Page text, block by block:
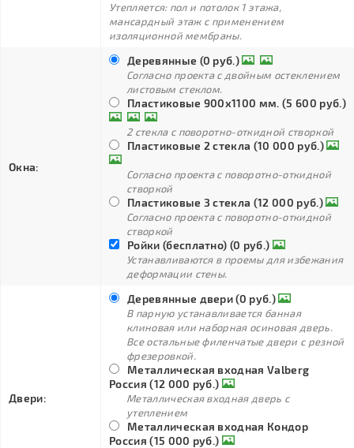
Утепляется: пол и потолок 1 этажа,
мансардный этаж с применением
изоляционной мембраны.
Окна:
Деревянные (0 руб.)
Согласно проекта с двойным остеклением
листовым стеклом.
Пластиковые 900х1100 мм. (5 600 руб.)
2 стекла с поворотно-откидной створкой
Пластиковые 2 стекла (10 000 руб.)
Согласно проекта с поворотно-откидной
створкой
Пластиковые 3 стекла (12 000 руб.)
Согласно проекта с поворотно-откидной
створкой
Ройки (бесплатно) (0 руб.)
Устанавливаются в проемы для избежания
деформации стены.
Двери:
Деревянные двери (0 руб.)
В парную устанавливается банная
клиновая или наборная осиновая дверь.
Все остальные филенчатые двери с резной
фрезеровкой.
Металлическая входная Valberg
Россия (12 000 руб.)
Металлическая входная дверь с
утеплением
Металлическая входная Кондор
Россия (15 000 руб.)